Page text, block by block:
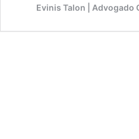
Evinis Talon | Advogado